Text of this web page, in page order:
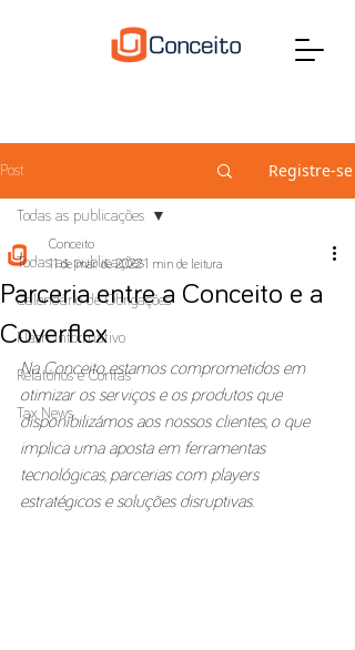
Post Registre-se
Todas as publicações
Calendário de Obrigações
Flash Informativo
Relatórios e Contas
Tax News
Todas as publicações
Parceria entre a Conceito e a
Coverflex
Conceito
11 de mar. de 20221 min de leitura
Na Conceito, estamos comprometidos em
otimizar os serviços e os produtos que
disponibilizámos aos nossos clientes, o que
implica uma aposta em ferramentas
tecnológicas, parcerias com players
estratégicos e soluções disruptivas.